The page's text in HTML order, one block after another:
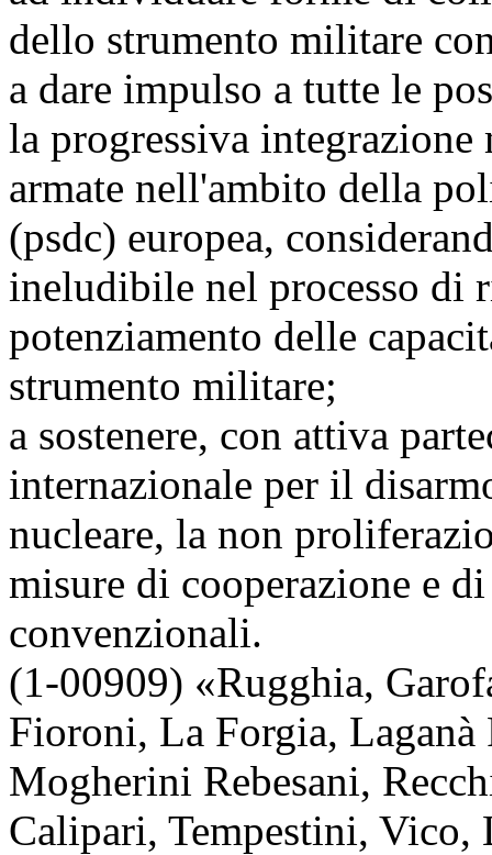
dello strumento militare
a dare impulso a tutte le
la progressiva
armate nell'ambito della
(psdc) europea,
ineludibile nel processo di
potenziamento delle
strumento militare;
a sostenere, con attiva
internazionale per il
nucleare, la non
misure di cooperazione e
convenzionali.
(1-00909) «Rugghia,
Fioroni, La Forgia,
Mogherini Rebesani,
Calipari, Tempestini,